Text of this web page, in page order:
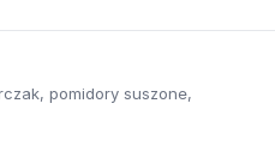
pomidory suszone,